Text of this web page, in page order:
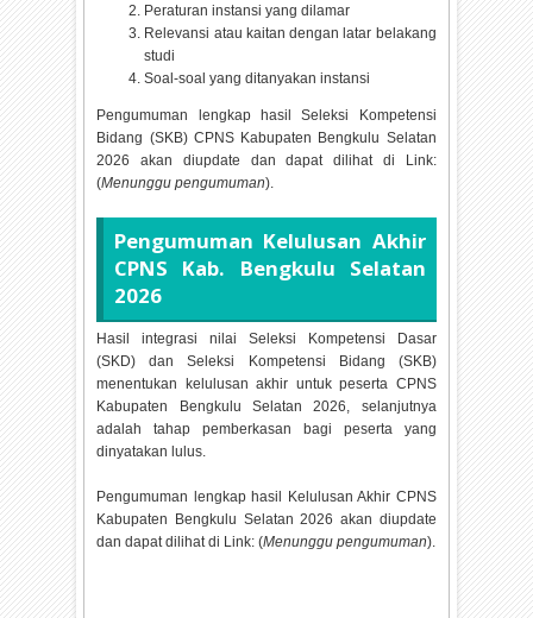
Peraturan instansi yang dilamar
Relevansi atau kaitan dengan latar belakang
studi
Soal-soal yang ditanyakan instansi
Pengumuman lengkap hasil Seleksi Kompetensi
Bidang (SKB) CPNS Kabupaten Bengkulu Selatan
2026 akan diupdate dan dapat dilihat di Link:
(Menunggu pengumuman).
Pengumuman Kelulusan Akhir
CPNS Kab. Bengkulu Selatan
2026
Hasil integrasi nilai Seleksi Kompetensi Dasar
(SKD) dan Seleksi Kompetensi Bidang (SKB)
menentukan kelulusan akhir untuk peserta CPNS
Kabupaten Bengkulu Selatan2026, selanjutnya
adalah tahap pemberkasan bagi peserta yang
dinyatakan lulus.
Pengumuman lengkap hasil Kelulusan Akhir CPNS
Kabupaten Bengkulu Selatan2026 akan diupdate
dan dapat dilihat di Link: (Menunggu pengumuman).